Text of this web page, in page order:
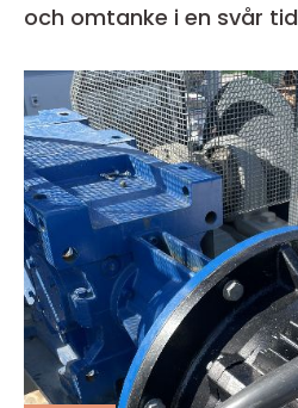
och omtanke i en svår tid